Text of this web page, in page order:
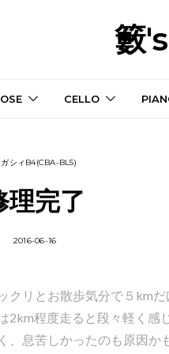
籔
CELLO
シィB4(CBA-BL5)
理完了
2016-06-16
リとお散歩気分で５kmだ
程度走ると段々軽く感
息苦しかったのも原因か